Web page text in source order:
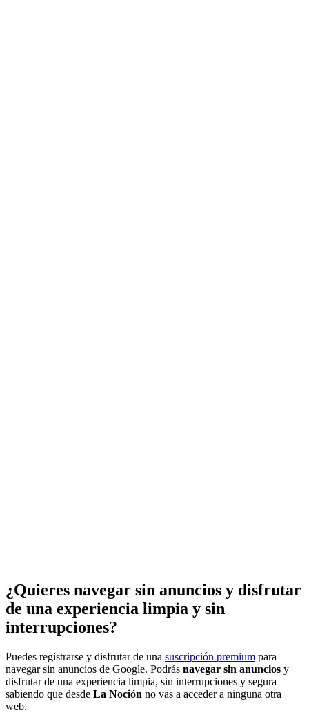
¿Quieres navegar sin anuncios y disfrutar
de una experiencia limpia y sin
interrupciones?
Puedes registrarse y disfrutar de una suscripción premium para
navegar sin anuncios de Google. Podrás navegar sin anuncios y
disfrutar de una experiencia limpia, sin interrupciones y segura
sabiendo que desde La Noción no vas a acceder a ninguna otra
web.